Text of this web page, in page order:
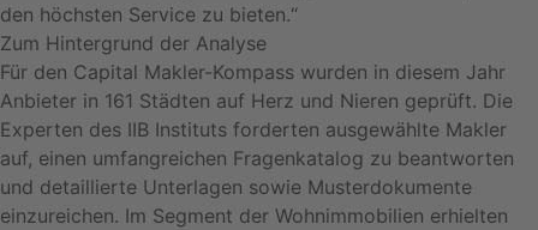
den höchsten Service zu bieten.“
Zum Hintergrund der Analyse
Für den Capital Makler-Kompass wurden in diesem Jahr
Anbieter in 161 Städten auf Herz und Nieren geprüft. Die
Experten des IIB Instituts forderten ausgewählte Makler
auf, einen umfangreichen Fragenkatalog zu beantworten
und detaillierte Unterlagen sowie Musterdokumente
einzureichen. Im Segment der Wohnimmobilien erhielten